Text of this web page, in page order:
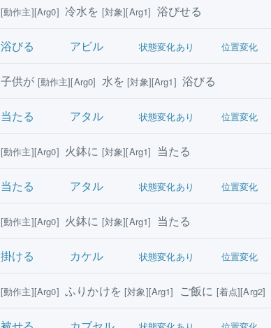
[動作主][Arg0] 冷水を [対象][Arg1] 浴びせる
浴びる アビル 状態変化あり 位置変化
子供が [動作主][Arg0] 水を[対象][Arg1] 浴びる
当たる アタル 状態変化あり 位置変化
[動作主][Arg0] 火鉢に [対象][Arg1] 当たる
当たる アタル 状態変化あり 位置変化
[動作主][Arg0] 火鉢に [対象][Arg1] 当たる
掛ける カケル 状態変化あり 位置変化
[動作主][Arg0] ふりかけを[対象][Arg1] ご飯に [着点][Arg2]